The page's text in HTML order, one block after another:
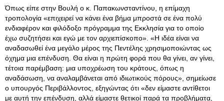
Όπως είπε στην Βουλή ο κ. Παπακωνσταντίνου, η επίμαχη
τροπολογία «επιχειρεί να κάνει ένα βήμα μπροστά σε ένα πολύ
ενδιαφέρον και φιλόδοξο πρόγραμμα της Εκκλησία για το οποίο
έχω συζητήσει και εγώ με τον αρχιεπίσκοπο». «Η ιδέα είναι να
αναδασωθεί ένα μεγάλο μέρος της Πεντέλης χρησιμοποιώντας ως
όχημα μια επένδυση. Θα είναι η πρώτη φορά που θα γίνει, αν γίνει,
τέτοια παρέμβαση: μια υποχρέωση του κράτους, όπως η
αναδάσωση, να αναλαμβάνεται από ιδιωτικούς πόρους», σημείωσε
ο υπουργός Περιβάλλοντος, εξηγώντας ότι «δεν είμαστε αντίθετοι
με αυτή την επένδυση, αλλά είμαστε θετικοί παρά τα προβλήματα,